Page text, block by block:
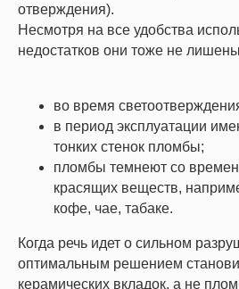
отверждения).
Несмотря на все удобства
недостатков они тоже не
во время
в период эксплуатации
тонких стенок пломбы;
пломбы темнеют со
красящих веществ,
кофе, чае, табаке.
Когда речь идет о сильном
оптимальным решением
керамических вкладок, а не